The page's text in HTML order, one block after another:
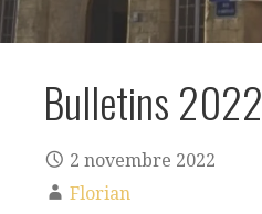
Bulletins 2022
2 novembre 2022
Florian